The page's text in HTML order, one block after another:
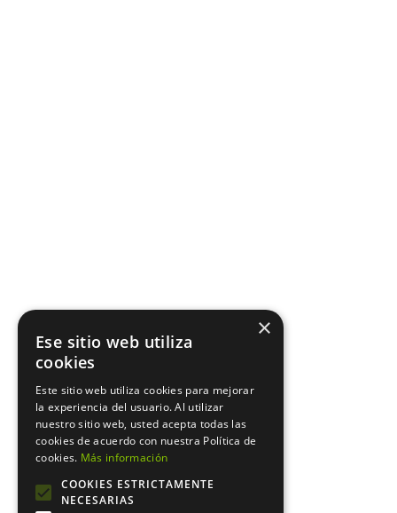
×
Ese sitio web utiliza
cookies
Este sitio web utiliza cookies para mejorar
la experiencia del usuario. Al utilizar
nuestro sitio web, usted acepta todas las
cookies de acuerdo con nuestra Política de
cookies. Más información
COOKIES ESTRICTAMENTE
NECESARIAS